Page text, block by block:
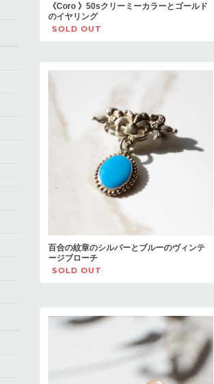
《Coro 》50sクリーミーカラーとゴールド
のイヤリング
SOLD OUT
百合の紋章のシルバーとブルーのヴィンテ
ージブローチ
SOLD OUT